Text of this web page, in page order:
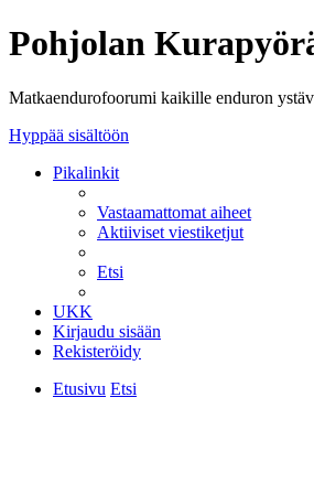
Pohjolan
Matkaendurofoorumi kaikille enduron
Hyppää sisältöön
Pikalinkit
Vastaamattomat aiheet
Aktiiviset viestiketjut
Etsi
UKK
Kirjaudu sisään
Rekisteröidy
Etusivu Etsi